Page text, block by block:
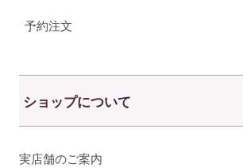
予約注文
ショップについて
実店舗のご案内